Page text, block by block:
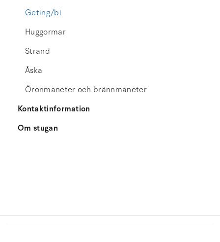
Geting/bi
Huggormar
Strand
Åska
Öronmaneter och brännmaneter
Kontaktinformation
Om stugan